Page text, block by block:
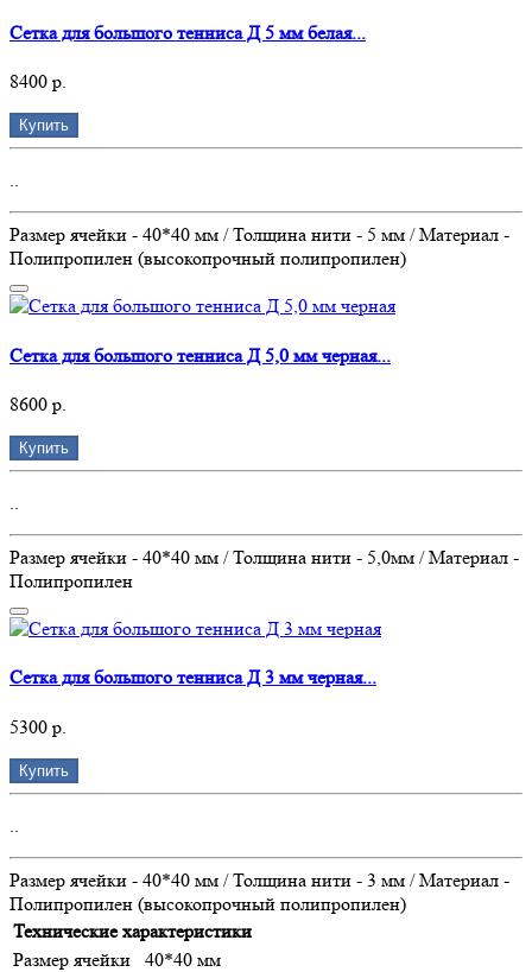
Сетка для большого тенниса Д 5 мм белая...
8400 р.
Купить
..
Размер ячейки - 40*40 мм / Толщина нити - 5 мм / Материал -
Полипропилен (высокопрочный полипропилен)
Сетка для большого тенниса Д 5,0 мм черная...
8600 р.
Купить
..
Размер ячейки - 40*40 мм / Толщина нити - 5,0мм / Материал -
Полипропилен
Сетка для большого тенниса Д 3 мм черная...
5300 р.
Купить
Размер ячейки - 40*40 мм / Толщина нити - 3 мм / Материал -
Полипропилен (высокопрочный полипропилен)
Технические характеристики
Размер ячейки
40*40 мм